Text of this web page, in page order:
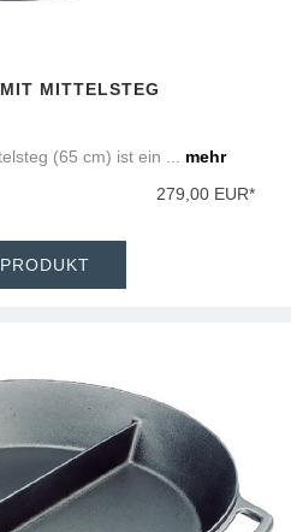
MITTELSTEG
(65 cm) ist ein ... mehr
279,00 EUR*